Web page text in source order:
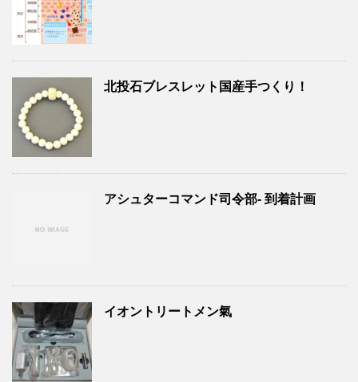
北投石ブレスレット国産手つくり！
アシュターコマンド司令部- 到着計画
イオントリートメン氣